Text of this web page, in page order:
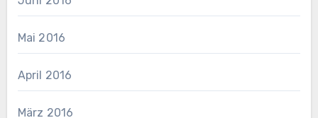
Mai 2016
April 2016
März 2016